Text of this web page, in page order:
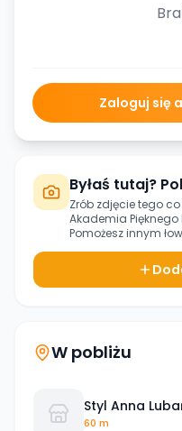
Zaloguj się
Byłaś tutaj?
Zrób zdjęcie tego co
Akademia Pięknego
Pomożesz innym
W pobliżu
Styl Anna
60 m